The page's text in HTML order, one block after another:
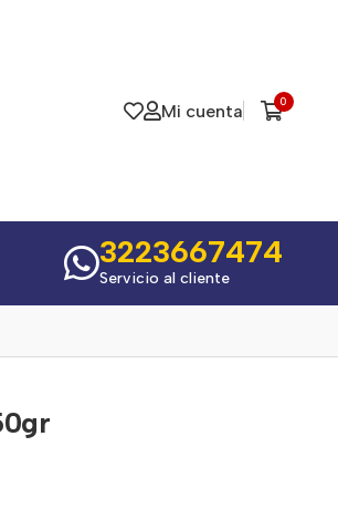
Mi cuenta 0
3223667474
Servicio al cliente